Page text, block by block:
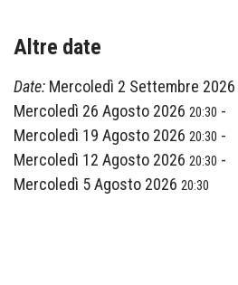
Altre date
Date: Mercoledì 2 Settembre 2026
Mercoledì 26 Agosto 2026 20:30 -
Mercoledì 19 Agosto 2026 20:30 -
Mercoledì 12 Agosto 2026 20:30 -
Mercoledì 5 Agosto 2026 20:30